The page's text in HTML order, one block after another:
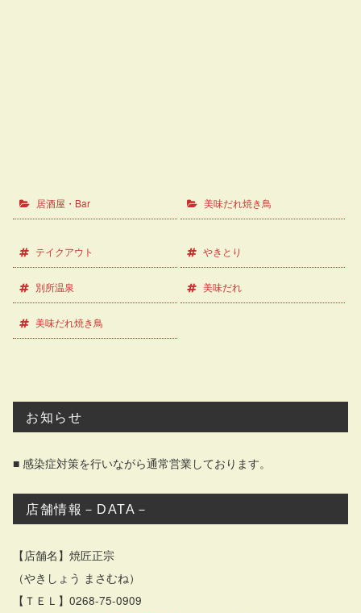
居酒屋・Bar 美味だれ焼き鳥
テイクアウト やきとり
別所温泉 美味だれ
美味だれ焼き鳥
お知らせ
■ 感染症対策を行いながら通常営業しております。
店舗情報－DATA－
【店舗名】焼匠正宗
（やきしょう まさむね）
【ＴＥＬ】0268-75-0909